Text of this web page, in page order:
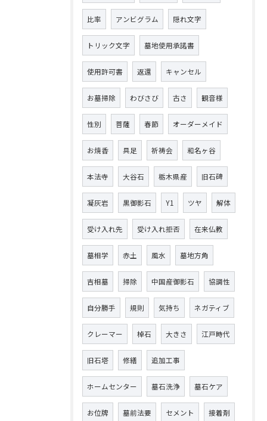
比率 アンビグラム 隠れ文字
トリック文字 墓地使用承諾書
使用許可書 返還 キャンセル
お墓掃除 わびさび 古さ 観音様
性別 菩薩 春節 オーダーメイド
お焼香 具足 祈祷会 和名ヶ谷
本法寺 大谷石 栃木県産 旧石碑
凝灰岩 黒御影石 Y1 ツヤ 解体
受け入れ先 受け入れ拒否 在来仏教
墓相学 赤土 風水 墓地方角
吉相墓 掃除 中国産御影石 協調性
自分勝手 規則 気持ち ネガティブ
クレーマー 棹石 大きさ 江戸時代
旧石塔 修繕 追加工事
ホームセンター 墓石洗浄 墓石ケア
お位牌 墓前法要 セメント 接着剤